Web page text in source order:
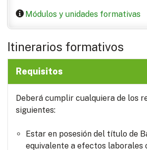
Módulos y unidades formativas
Itinerarios formativos
Requisitos
Deberá cumplir cualquiera de los
siguientes:
Estar en posesión del título de
equivalente a efectos laborales